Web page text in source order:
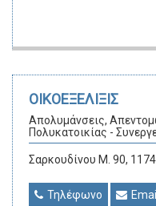
ΟΙΚΟΕΞΕΛΙΞΙΣ
Απολυμάνσεις,
Πολυκατοικίας -
Σαρκουδίνου Μ. 90,
Τηλέφωνο